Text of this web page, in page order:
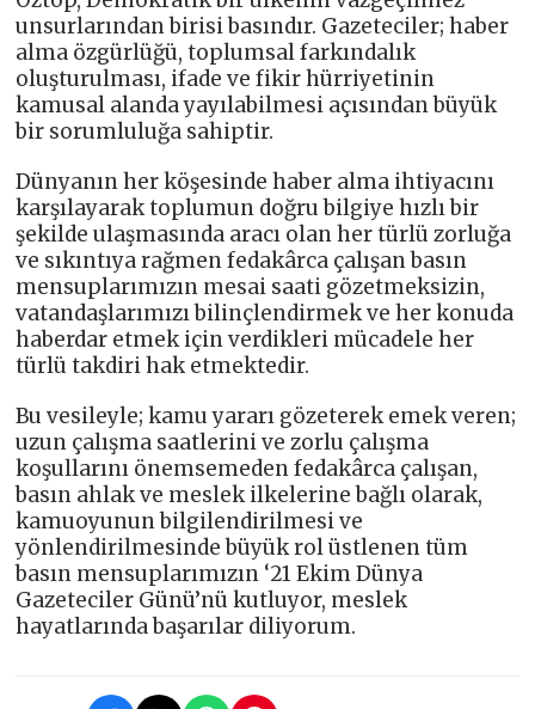
unsurlarından birisi basındır. Gazeteciler; haber
alma özgürlüğü, toplumsal farkındalık
oluşturulması, ifade ve fikir hürriyetinin
kamusal alanda yayılabilmesi açısından büyük
bir sorumluluğa sahiptir.
Dünyanın her köşesinde haber alma ihtiyacını
karşılayarak toplumun doğru bilgiye hızlı bir
şekilde ulaşmasında aracı olan her türlü zorluğa
ve sıkıntıya rağmen fedakârca çalışan basın
mensuplarımızın mesai saati gözetmeksizin,
vatandaşlarımızı bilinçlendirmek ve her konuda
haberdar etmek için verdikleri mücadele her
türlü takdiri hak etmektedir.
Bu vesileyle; kamu yararı gözeterek emek veren;
uzun çalışma saatlerini ve zorlu çalışma
koşullarını önemsemeden fedakârca çalışan,
basın ahlak ve meslek ilkelerine bağlı olarak,
kamuoyunun bilgilendirilmesi ve
yönlendirilmesinde büyük rol üstlenen tüm
basın mensuplarımızın ‘21 Ekim Dünya
Gazeteciler Günü’nü kutluyor, meslek
hayatlarında başarılar diliyorum.